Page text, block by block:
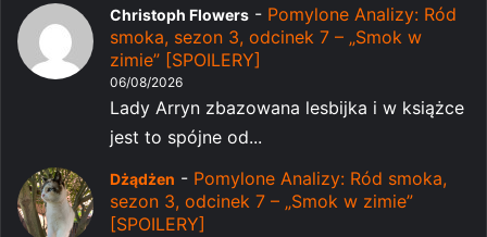
Christoph Flowers - Pomylone Analizy: Ród
smoka, sezon 3, odcinek 7 – „Smok w
zimie” [SPOILERY]
06/08/2026
Lady Arryn zbazowana lesbijka i w książce
jest to spójne od...
Dżądżen - Pomylone Analizy: Ród smoka,
sezon 3, odcinek 7 – „Smok w zimie”
[SPOILERY]